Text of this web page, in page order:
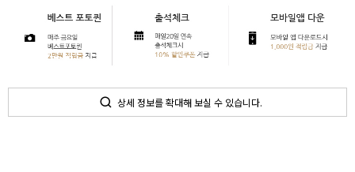
상세 정보를 확대해 보실 수 있습니다.